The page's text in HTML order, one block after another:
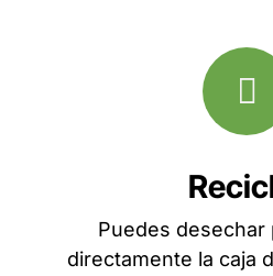
Puedes desechar
directamente la caja